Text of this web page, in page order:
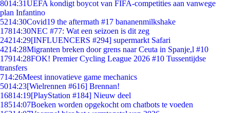
8014:31UEFA kondigt boycot van FIFA-competities aan vanwege
plan Infantino
5214:30Covid19 the aftermath #17 bananenmilkshake
17814:30NEC #77: Wat een seizoen is dit zeg
24214:29[INFLUENCERS #294] supermarkt Safari
4214:28Migranten breken door grens naar Ceuta in Spanje,l #10
17914:28FOK! Premier Cycling League 2026 #10 Tussentijdse
transfers
714:26Meest innovatieve game mechanics
5014:23[Wielrennen #616] Brennan!
16814:19[PlayStation #184] Nieuw deel
18514:07Boeken worden opgekocht om chatbots te voeden